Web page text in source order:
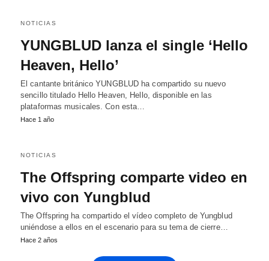
NOTICIAS
YUNGBLUD lanza el single ‘Hello
Heaven, Hello’
El cantante británico YUNGBLUD ha compartido su nuevo
sencillo titulado Hello Heaven, Hello, disponible en las
plataformas musicales. Con esta…
Hace 1 año
NOTICIAS
The Offspring comparte video en
vivo con Yungblud
The Offspring ha compartido el vídeo completo de Yungblud
uniéndose a ellos en el escenario para su tema de cierre…
Hace 2 años